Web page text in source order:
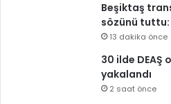
Beşiktaş
sözünü tuttu:
13 dakika önce
30 ilde DEAŞ
yakalandı
2 saat önce